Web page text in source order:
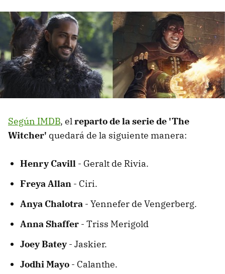
Según IMDB, el reparto de la serie de 'The
Witcher' quedará de la siguiente manera:
Henry Cavill - Geralt de Rivia.
Freya Allan - Ciri.
Anya Chalotra - Yennefer de Vengerberg.
Anna Shaffer - Triss Merigold
Joey Batey- Jaskier.
Jodhi Mayo - Calanthe.